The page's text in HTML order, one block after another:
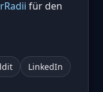
für den
LinkedIn